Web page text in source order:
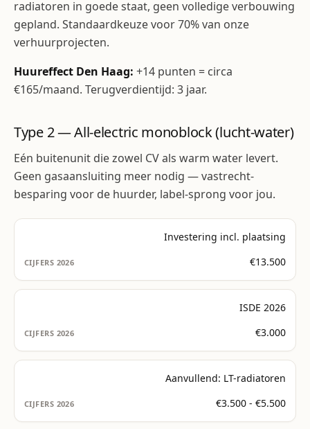
radiatoren in goede staat, geen volledige verbouwing
gepland. Standaardkeuze voor 70% van onze
verhuurprojecten.
Huureffect Den Haag: +14 punten = circa
€165/maand. Terugverdientijd: 3 jaar.
Type 2 — All-electric monoblock (lucht-water)
Eén buitenunit die zowel CV als warm water levert.
Geen gasaansluiting meer nodig — vastrecht-
besparing voor de huurder, label-sprong voor jou.
Investering incl. plaatsing
€13.500
ISDE 2026
€3.000
Aanvullend: LT-radiatoren
€3.500 - €5.500